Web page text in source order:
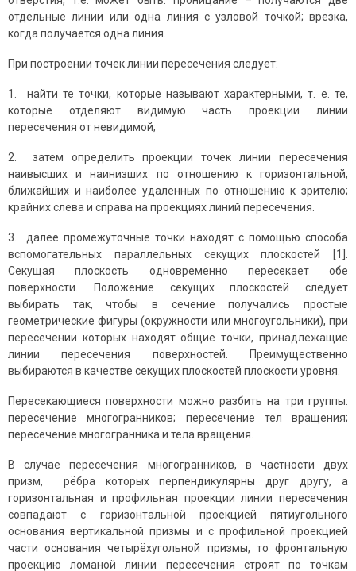
отдельные линии или одна линия с узловой точкой; врезка,
когда получается одна линия.
При построении точек линии пересечения следует:
1. найти те точки, которые называют характерными, т. е. те,
которые отделяют видимую часть проекции линии
пересечения от невидимой;
2. затем определить проекции точек линии пересечения
наивысших и наинизших по отношению к горизонтальной;
ближайших и наиболее удаленных по отношению к зрителю;
крайних слева и справа на проекциях линий пересечения.
3. далее промежуточные точки находят с помощью способа
вспомогательных параллельных секущих плоскостей [1].
Секущая плоскость одновременно пересекает обе
поверхности. Положение секущих плоскостей следует
выбирать так, чтобы в сечение получались простые
геометрические фигуры (окружности или многоугольники), при
пересечении которых находят общие точки, принадлежащие
линии пересечения поверхностей. Преимущественно
выбираются в качестве секущих плоскостей плоскости уровня.
Пересекающиеся поверхности можно разбить на три группы:
пересечение многогранников; пересечение тел вращения;
пересечение многогранника и тела вращения.
В случае пересечения многогранников, в частности двух
призм, рёбра которых перпендикулярны друг другу, а
горизонтальная и профильная проекции линии пересечения
совпадают с горизонтальной проекцией пятиугольного
основания вертикальной призмы и с профильной проекцией
части основания четырёхугольной призмы, то фронтальную
проекцию ломаной линии пересечения строят по точкам